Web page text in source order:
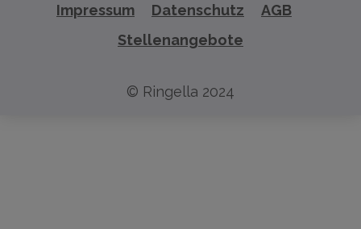
Impressum Datenschutz
AGB
Stellenangebote
© Ringella 2024